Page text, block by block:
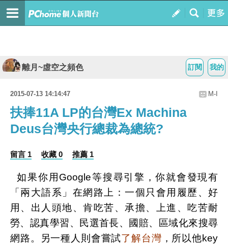
我的
訂閱
離月~虛空之頻色
2015-07-13 14:14:47 M-I
扶捧11A LP的台灣Ex Machina
Deus台灣央行總裁為總統?
留言 1 收藏 0 推薦 1
如果你用Google等搜尋引擎，你就會發現有
「兩大語系」在網路上：一個只會用履歷、好
用、出人頭地、肯吃苦、承擔、上進、吃苦耐
勞、認真學習、民選首長、國賠、區域化來搜尋
網路。另一種人則會嘗試了解台灣 ，所以他key